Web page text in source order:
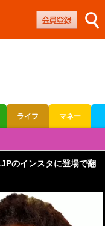
ライフ マネー
のインスタに登場で翻